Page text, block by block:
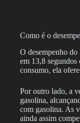
Como é o
O desempenho
em 13,8
consumo, ela
Por outro lado, a
gasolina,
com gasolina. As
ainda assim